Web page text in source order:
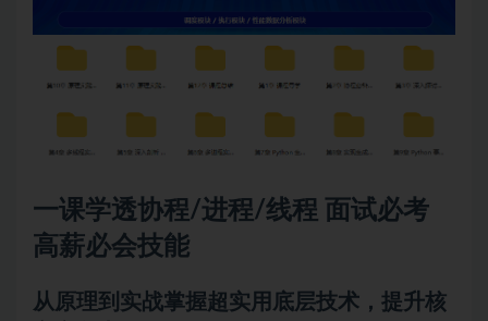
一课学透协程/进程/线程 面试必考
高薪必会技能
从原理到实战掌握超实用底层技术，提升核